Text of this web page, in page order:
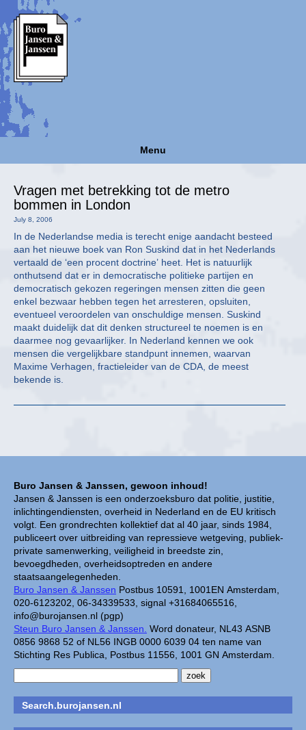
Menu
Buro Jansen & Janssen, gewoon inhoud!
Jansen & Janssen is een onderzoeksburo dat politie, justitie,
inlichtingendiensten, overheid in Nederland en de EU kritisch
volgt. Een grondrechten kollektief dat al 40 jaar, sinds 1984,
publiceert over uitbreiding van repressieve wetgeving, publiek-
private samenwerking, veiligheid in breedste zin,
bevoegdheden, overheidsoptreden en andere
staatsaangelegenheden.
Buro Jansen & Janssen Postbus 10591, 1001EN Amsterdam,
020-6123202, 06-34339533, signal +31684065516,
info@burojansen.nl (pgp)
Steun Buro Jansen & Janssen. Word donateur, NL43 ASNB
0856 9868 52 of NL56 INGB 0000 6039 04 ten name van
Stichting Res Publica, Postbus 11556, 1001 GN Amsterdam.
Search.burojansen.nl
Vragen met betrekking tot de metro
bommen in London
July 8, 2006
In de Nederlandse media is terecht enige aandacht besteed
aan het nieuwe boek van Ron Suskind dat in het Nederlands
vertaald de ‘een procent doctrine’ heet. Het is natuurlijk
onthutsend dat er in democratische politieke partijen en
democratisch gekozen regeringen mensen zitten die geen
enkel bezwaar hebben tegen het arresteren, opsluiten,
eventueel veroordelen van onschuldige mensen. Suskind
maakt duidelijk dat dit denken structureel te noemen is en
daarmee nog gevaarlijker. In Nederland kennen we ook
mensen die vergelijkbare standpunt innemen, waarvan
Maxime Verhagen, fractieleider van de CDA, de meest
bekende is.